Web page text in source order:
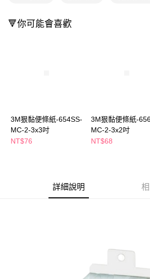
１．簡單：不需註冊會員、不需綁卡、不需儲值。
２．便利：只要手機號碼，簡訊認證，即可結帳。
購買商品的店家。未經商家同意取消之訂單仍視為
後付繳納相關費用。
※ 交易是否成功請以「AFTEE先享後付 」之結帳頁
１．透過由恩沛科技股份有限公司提供之「AFTEE
４．使用「AFTEE先享後付」時，將依據個別帳號
時審查核予不同之上限額度；若仍有額度不足之情
運送方式
每筆NT$65，滿NT$490(含以上)免運費
付款後萊爾富取貨
每筆NT$65，滿NT$490(含以上)免運費
每筆NT$100，滿NT$790(含以上)免運費
🔻你可能會喜歡
3M狠黏便條紙-654SS-
MC-2-3x3吋
NT$76
3M狠黏便條紙-
MC-2-3x2吋
NT$68
詳細說明